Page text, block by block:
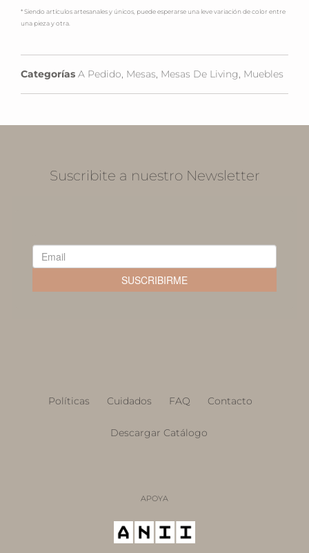
* Siendo artículos artesanales y únicos, puede esperarse una leve variación de color entre
una pieza y otra.
Categorías A Pedido, Mesas, Mesas De Living, Muebles
Suscribite a nuestro Newsletter
Políticas Cuidados FAQ Contacto
Descargar Catálogo
APOYA